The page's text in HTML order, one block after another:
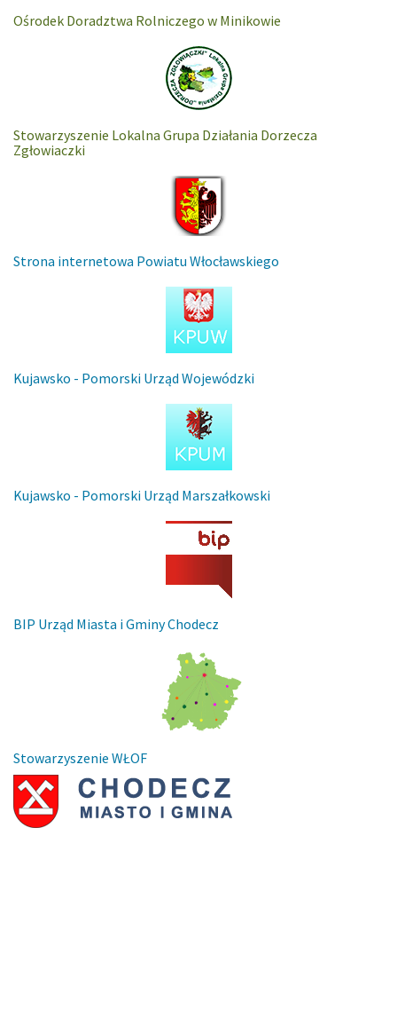
Ośrodek Doradztwa Rolniczego w Minikowie
Stowarzyszenie Lokalna Grupa Działania Dorzecza
Zgłowiaczki
Strona internetowa Powiatu Włocławskiego
Kujawsko - Pomorski Urząd Wojewódzki
Kujawsko - Pomorski Urząd Marszałkowski
BIP Urząd Miasta i Gminy Chodecz
Stowarzyszenie WŁOF